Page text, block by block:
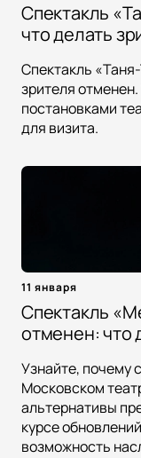
Спектакль
что делать
Спектакль
зрителя
постановками
для визита.
11 января
Спектакль
отменен: что
Узнайте, почему
Московском
альтернативы
курсе
возможность